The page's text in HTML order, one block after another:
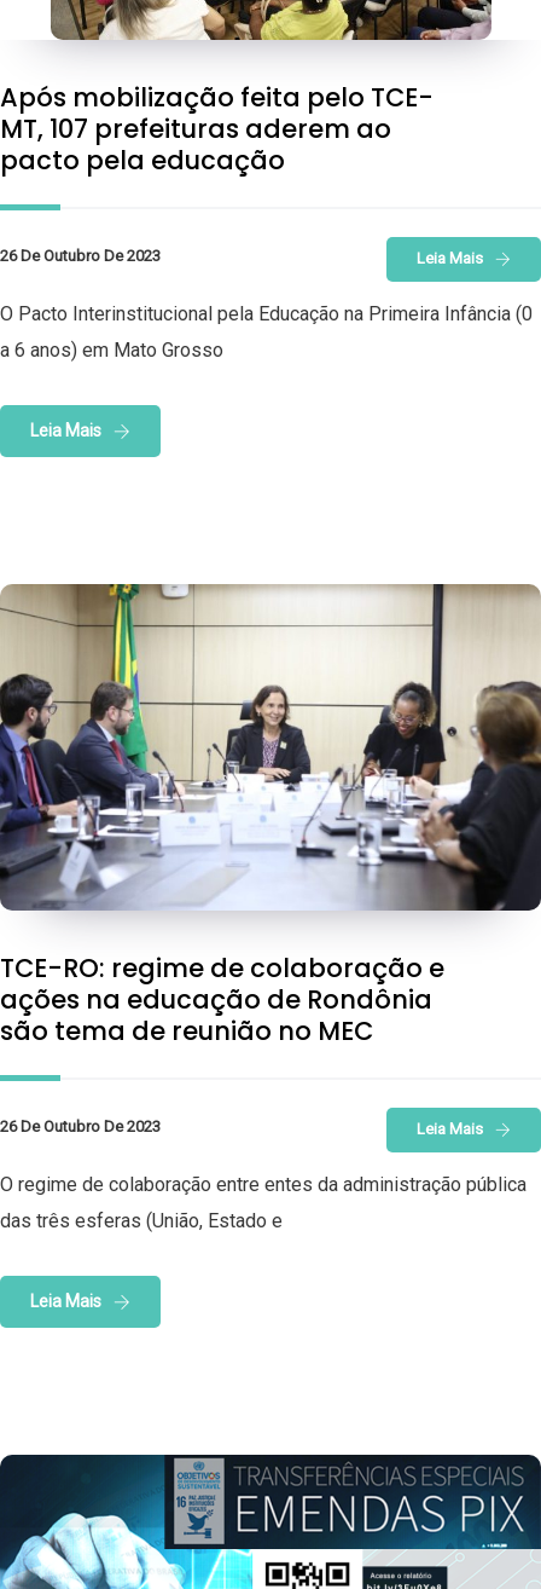
Após mobilização feita pelo TCE-
MT, 107 prefeituras aderem ao
pacto pela educação
26 De Outubro De 2023 Leia Mais
O Pacto Interinstitucional pela Educação na Primeira Infância (0
a 6 anos) em Mato Grosso
Leia Mais
TCE-RO: regime de colaboração e
ações na educação de Rondônia
são tema de reunião no MEC
26 De Outubro De 2023 Leia Mais
O regime de colaboração entre entes da administração pública
das três esferas (União, Estado e
Leia Mais